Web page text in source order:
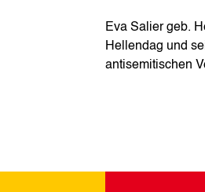
Eva Salier geb.
Hellendag und
antisemitischen